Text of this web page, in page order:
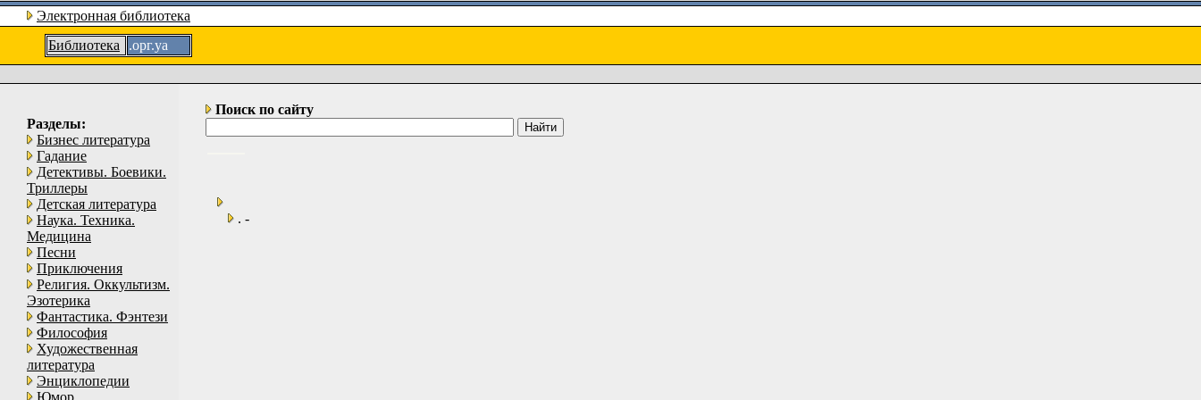
Электронная библиотека
Библиотека
.орг.уа
Разделы:
Бизнес литература
Гадание
Детективы. Боевики.
Триллеры
Детская литература
Наука. Техника.
Медицина
Песни
Приключения
Религия. Оккультизм.
Эзотерика
Фантастика. Фэнтези
Философия
Художественная
литература
Энциклопедии
Юмор
Поиск по сайту
. -